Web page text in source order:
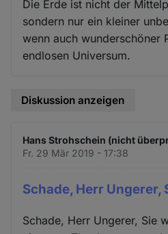
Die Erde ist nicht der
sondern nur ein kleiner
wenn auch wunderschöner
endlosen Universum.
Diskussion anzeigen
Hans Strohschein (nicht
Fr. 29 Mär 2019 - 17:38
Schade, Herr Ungerer,
Schade, Herr Ungerer, Sie